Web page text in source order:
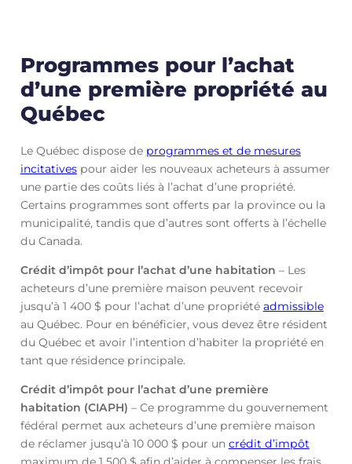
Programmes pour l’achat
d’une première propriété au
Québec
Le Québec dispose de programmes et de mesures
incitativespour aider les nouveaux acheteurs à assumer
une partie des coûts liés à l’achat d’une propriété.
Certains programmes sont offerts par la province ou la
municipalité, tandis que d’autres sont offerts à l’échelle
du Canada.
Crédit d’impôt pour l’achat d’une habitation – Les
acheteurs d’une première maison peuvent recevoir
jusqu’à 1 400 $ pour l’achat d’une propriété admissible
au Québec. Pour en bénéficier, vous devez être résident
du Québec et avoir l’intention d’habiter la propriété en
tant que résidence principale.
Crédit d’impôt pour l’achat d’une première
habitation (CIAPH) – Ce programme du gouvernement
fédéral permet aux acheteurs d’une première maison
de réclamer jusqu’à 10 000 $ pour un crédit d’impôt